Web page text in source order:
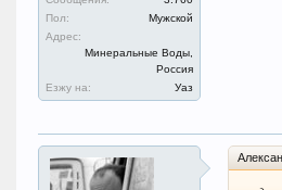
Пол:
Мужской
Адрес:
Минеральные Воды,
Россия
Езжу на:
Уаз